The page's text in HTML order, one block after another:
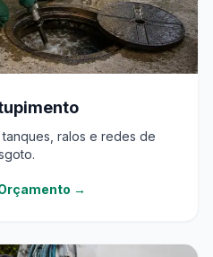
ralos e redes de
→